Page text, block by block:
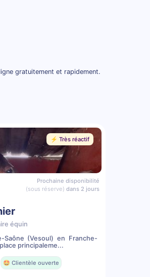
gratuitement et rapidement.
⚡️ Très réactif
Prochaine disponibilité
(sous réserve) dans 2 jours
équin
Saône (Vesoul) en Franche-
principaleme...
🤩 Clientèle ouverte